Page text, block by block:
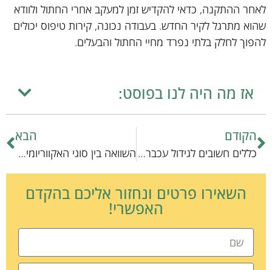
לאחר ההתקנה, כדאי להקדיש זמן למעקב אחרי החתול ולוודא
שהוא מתרגל לקיר החדש. בעבודה נכונה, קירות טיפוס יכולים
להפוך לחלק בלתי נפרד מחיי החתול והבעלים.
אז מה היה לנו בפוסט:
הקודם
כללים חשובים לגידול עכברים: מדריך למגדל המתחיל
הבא
השוואה בין סוגי האקווריומים הביתיים: מהיר מול סטנדרטי
השאירו פרטים ונחזור אליכם בהקדם
האפשרי!